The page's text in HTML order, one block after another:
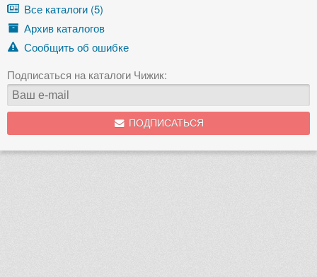
Все каталоги (5)
Архив каталогов
Сообщить об ошибке
Подписаться на каталоги Чижик:
ПОДПИСАТЬСЯ